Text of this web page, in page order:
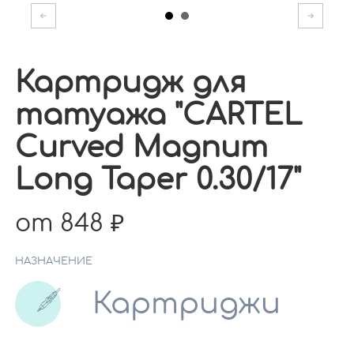
Картридж для
татуажа "CARTEL
Curved Magnum
Long Taper 0.30/17"
от 848
НАЗНАЧЕНИЕ
Картриджи